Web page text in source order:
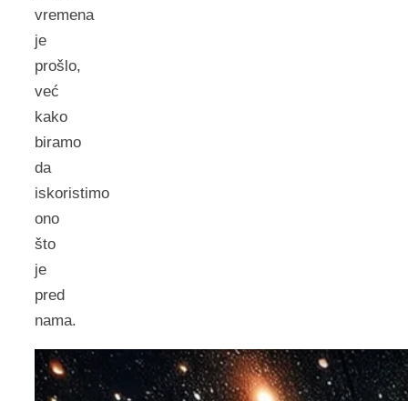
vremena
je
prošlo,
već
kako
biramo
da
iskoristimo
ono
što
je
pred
nama.